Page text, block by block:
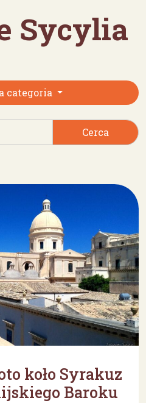
Sycylia
categoria
Cerca
koło Syrakuz
Baroku